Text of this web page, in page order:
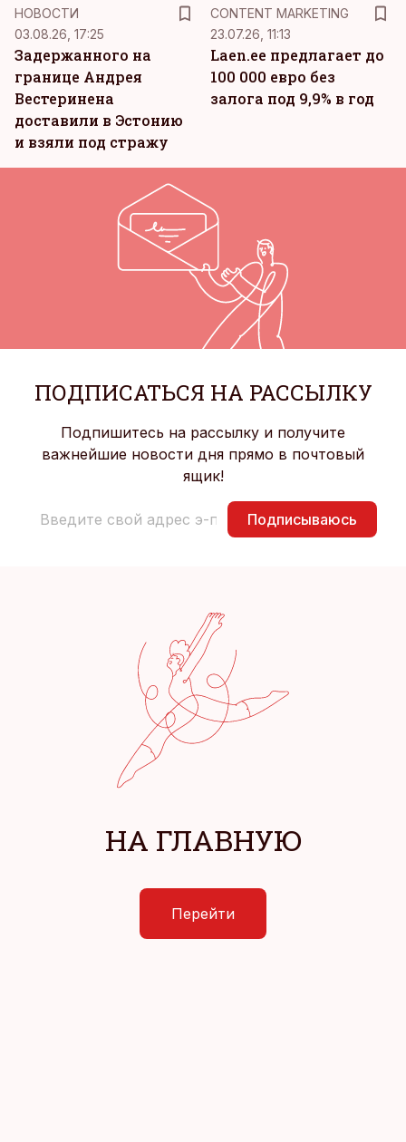
НОВОСТИ
03.08.26, 17:25
Задержанного на
границе Андрея
Вестеринена
доставили в Эстонию
и взяли под стражу
CONTENT MARKETING
23.07.26, 11:13
Laen.ee предлагает до
100 000 евро без
залога под 9,9% в год
ПОДПИСАТЬСЯ НА РАССЫЛКУ
Подпишитесь на рассылку и получите
важнейшие новости дня прямо в почтовый
ящик!
Подписываюсь
НА ГЛАВНУЮ
Перейти